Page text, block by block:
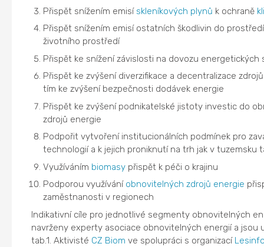
Přispět snížením emisí skleníkových plynů k ochraně
Přispět snížením emisí ostatních škodlivin do
životního prostředí
Přispět ke snížení závislosti na dovozu energetických
Přispět ke zvýšení diverzifikace a decentralizace
tím ke zvýšení bezpečnosti dodávek energie
Přispět ke zvýšení podnikatelské jistoty investic do
zdrojů energie
Podpořit vytvoření institucionálních podmínek pro
technologií a k jejich proniknutí na trh jak v tuzemsku
Využíváním biomasy přispět k péči o krajinu
Podporou využívání obnovitelných zdrojů energie
zaměstnanosti v regionech
Indikativní cíle pro jednotlivé segmenty obnovitelných
navrženy experty asociace obnovitelných energií a jsou
tab.1. Aktivisté CZ Biom ve spolupráci s organizací